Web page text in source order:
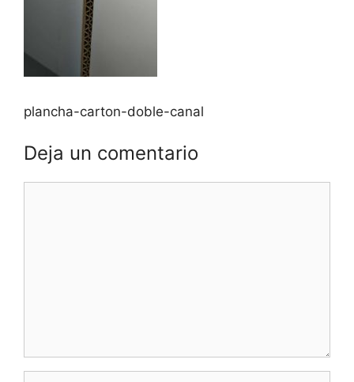
plancha-carton-doble-canal
Deja un comentario